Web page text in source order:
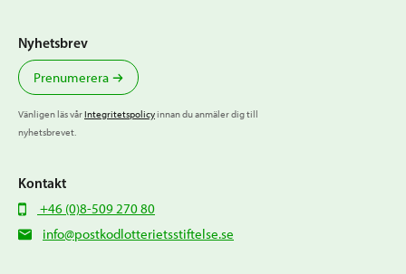
Nyhetsbrev
Prenumerera
Vänligen läs vårIntegritetspolicyinnan du anmäler dig till
nyhetsbrevet.
Kontakt
+46 (0)8-509 270 80
info@postkodlotterietsstiftelse.se